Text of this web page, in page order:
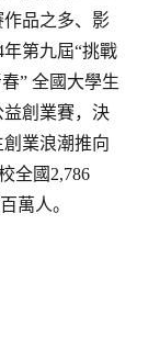
作品之多、影
第九屆“挑戰
” 全國大學生
創業賽，決
業浪潮推向
全國2,786
萬人。